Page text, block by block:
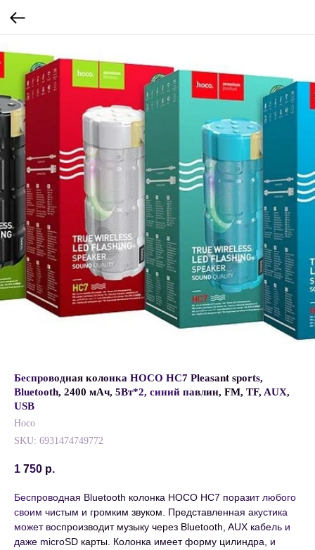
Беспроводная колонка HOCO HC7 Pleasant sports,
Bluetooth, 2400 мАч, 5Вт*2, синий павлин, FM, TF, AUX,
USB
Hoco
SKU: 6931474749772
1 750 р.
Беспроводная Bluetooth колонка HOCO HC7 поразит любого
своим чистым и громким звуком. Представленная акустика
может воспроизводит музыку через Bluetooth, AUX кабель и
даже microSD карты. Колонка имеет форму цилиндра, и